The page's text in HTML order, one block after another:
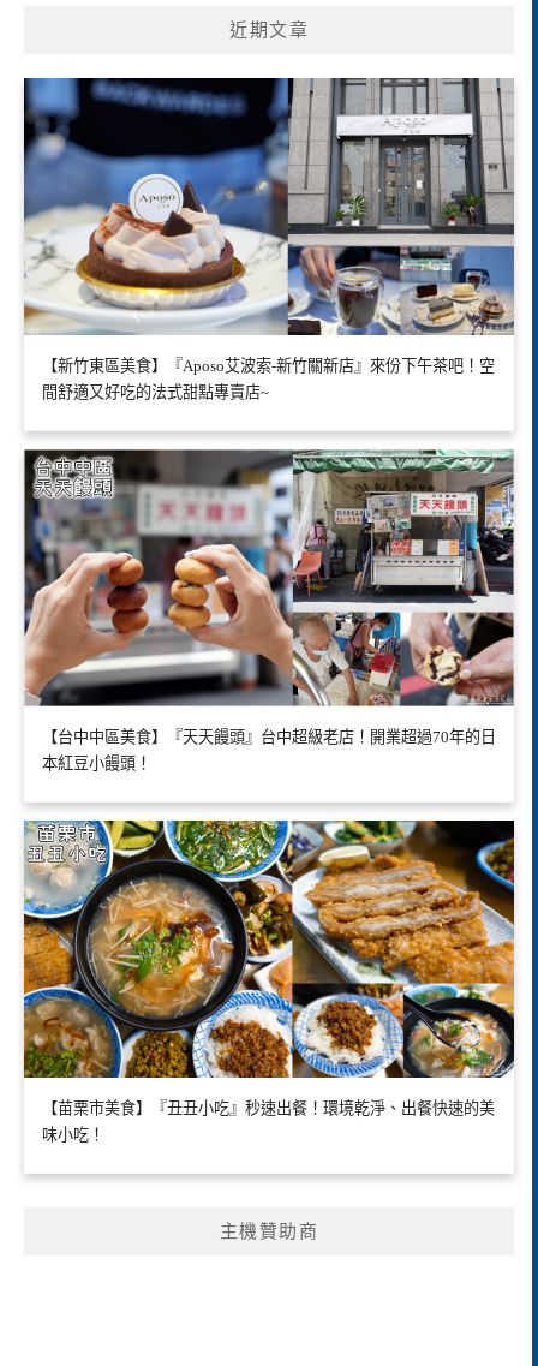
近期文章
【新竹東區美食】『Aposo艾波索-新竹關新店』來份下午茶吧！空
間舒適又好吃的法式甜點專賣店~
【台中中區美食】『天天饅頭』台中超級老店！開業超過70年的日
本紅豆小饅頭！
【苗栗市美食】『丑丑小吃』秒速出餐！環境乾淨、出餐快速的美
味小吃！
主機贊助商